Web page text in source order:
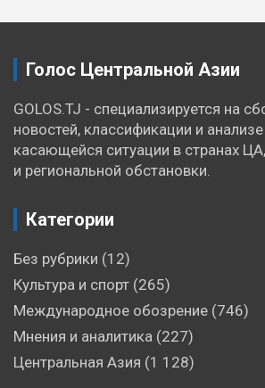
Голос Центральной Азии
GOLOS.TJ - специализируется на
новостей, классификации и
касающейся ситуации в странах
и региональной обстановки.
Категории
Без рубрики (12)
Культура и спорт (265)
Международное обозрение (746)
Мнения и аналитика (227)
Центральная Азия (1 128)